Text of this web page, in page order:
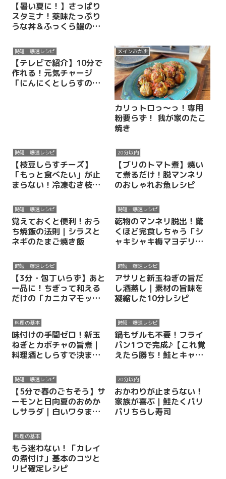
【暑い夏に！】さっぱり
スタミナ！薬味たっぷり
うな丼＆ふっくら鰻の温
時短・爆速レシピ
【テレビで紹介】10分で
作れる！元気チャージ
「にんにくとしらすのア
メインおかず
カリっトロっ〜っ！専用
粉要らず！ 我が家のたこ
焼き
時短・爆速レシピ
【枝豆しらすチーズ】
「もっと食べたい」が止
まらない！冷凍むき枝豆
まみに大変身
20分以内
【ブリのトマト煮】焼い
て煮るだけ！脱マンネリ
のおしゃれお魚レシピ
時短・爆速レシピ
覚えておくと便利！おう
ち焼飯の法則｜シラスと
ネギのたまご焼き飯
時短・爆速レシピ
乾物のマンネリ脱出！驚
くほど完食しちゃう「シ
ャキシャキ梅マヨデリ風
ヒジキのデリ風梅マヨサ
ラダ
時短・爆速レシピ
【3分・包丁いらず】あと
一品に！ちぎって和える
だけの「カニカマモッツ
時短・爆速レシピ
アサリと新玉ねぎの旨だ
し酒蒸し｜素材の旨味を
凝縮した10分レシピ
料理の基本
味付けの手間ゼロ！新玉
ねぎとカボチャの旨煮｜
料理酒としらすで決まる
時短・爆速レシピ
鍋もザルも不要！フライ
パン1つで完成♪【これ覚
えたら勝ち！鮭とキャベ
タ】
時短・爆速レシピ
【5分で春のごちそう】サ
ーモンと日向夏のおめか
しサラダ｜白いワタまで
20分以内
おかわりが止まらない！
家族が喜ぶ｜鮭たくパリ
パリちらし寿司
料理の基本
もう迷わない！「カレイ
の煮付け」基本のコツと
リピ確定レシピ